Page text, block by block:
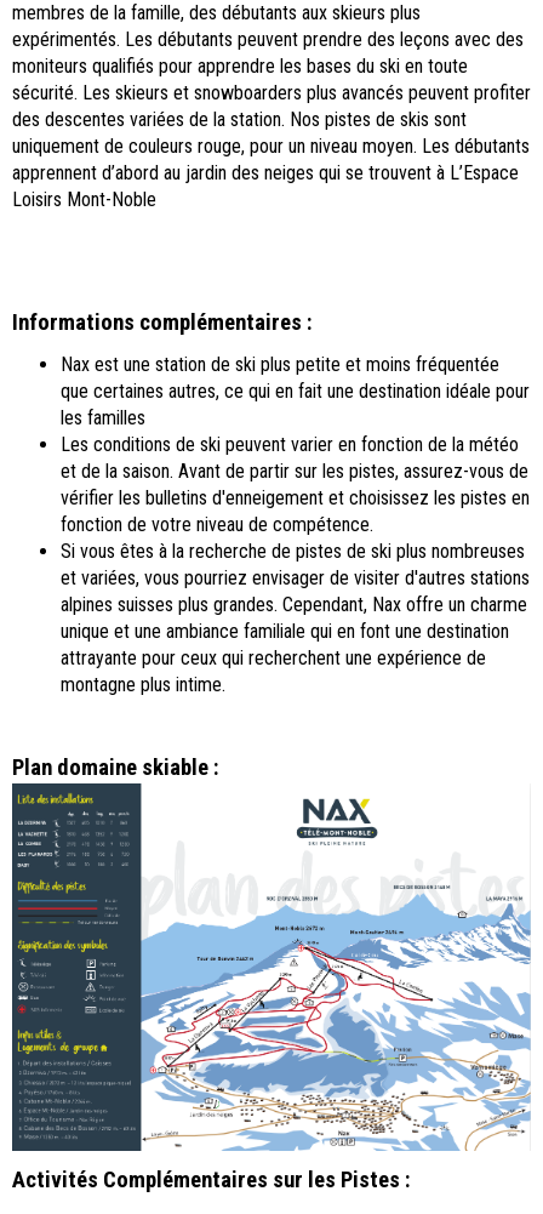
membres de la famille, des débutants aux skieurs plus
expérimentés. Les débutants peuvent prendre des leçons avec des
moniteurs qualifiés pour apprendre les bases du ski en toute
sécurité. Les skieurs et snowboarders plus avancés peuvent profiter
des descentes variées de la station. Nos pistes de skis sont
uniquement de couleurs rouge, pour un niveau moyen. Les débutants
apprennent d’abord au jardin des neiges qui se trouvent à L’Espace
Loisirs Mont-Noble
Informations complémentaires :
Nax est une station de ski plus petite et moins fréquentée
que certaines autres, ce qui en fait une destination idéale pour
les familles
Les conditions de ski peuvent varier en fonction de la météo
et de la saison. Avant de partir sur les pistes, assurez-vous de
vérifier les bulletins d'enneigement et choisissez les pistes en
fonction de votre niveau de compétence.
Si vous êtes à la recherche de pistes de ski plus nombreuses
et variées, vous pourriez envisager de visiter d'autres stations
alpines suisses plus grandes. Cependant, Nax offre un charme
unique et une ambiance familiale qui en font une destination
attrayante pour ceux qui recherchent une expérience de
montagne plus intime.
Plan domaine skiable :
Activités Complémentaires sur les Pistes :